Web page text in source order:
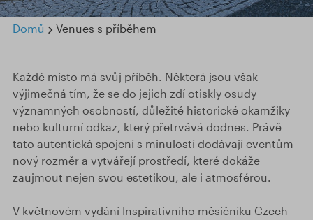
Domů Venues s příběhem
Každé místo má svůj příběh. Některá jsou však
výjimečná tím, že se do jejich zdí otiskly osudy
významných osobností, důležité historické okamžiky
nebo kulturní odkaz, který přetrvává dodnes. Právě
tato autentická spojení s minulostí dodávají eventům
nový rozměr a vytvářejí prostředí, které dokáže
zaujmout nejen svou estetikou, ale i atmosférou.
V květnovém vydání Inspirativního měsíčníku Czech